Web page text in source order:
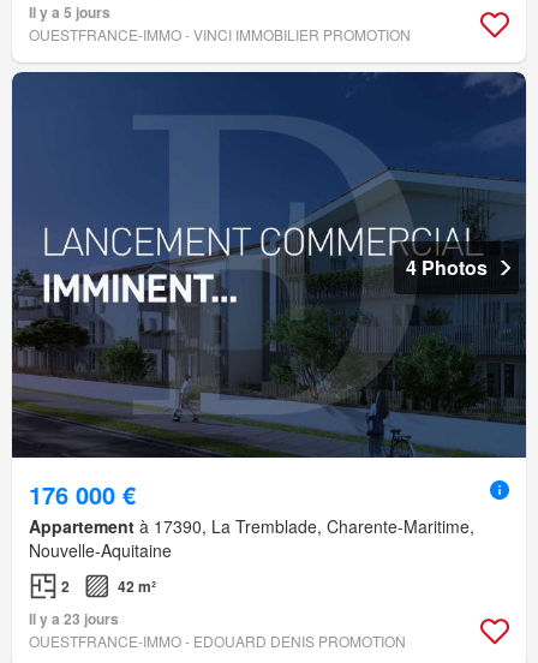
Il y a 5 jours
OUESTFRANCE-IMMO - VINCI IMMOBILIER PROMOTION
4 Photos
176 000 €
Appartement à 17390, La Tremblade, Charente-Maritime,
Nouvelle-Aquitaine
2
42 m²
Il y a 23 jours
OUESTFRANCE-IMMO - EDOUARD DENIS PROMOTION